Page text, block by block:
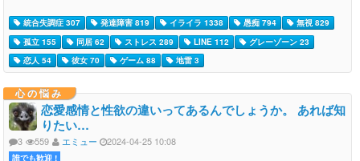
統合失調症 307 発達障害 819 イライラ 1338 愚痴 794
無視 829
孤立 155
同居 62 ストレス 289 LINE 112
グレーゾーン 23
恋人 54
彼女 70 ゲーム 88 地雷 3
心の悩み
恋愛感情と性欲の違いってあるんでしょうか。 あれば知
りたい…
3 559 エミュー 2024-04-25 10:08
誰でも歓迎 !